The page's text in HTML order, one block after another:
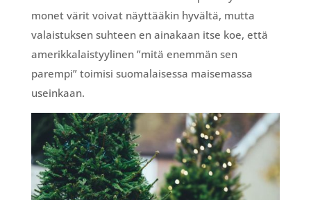
monet värit voivat näyttääkin hyvältä, mutta
valaistuksen suhteen en ainakaan itse koe, että
amerikkalaistyylinen ”mitä enemmän sen
parempi” toimisi suomalaisessa maisemassa
useinkaan.